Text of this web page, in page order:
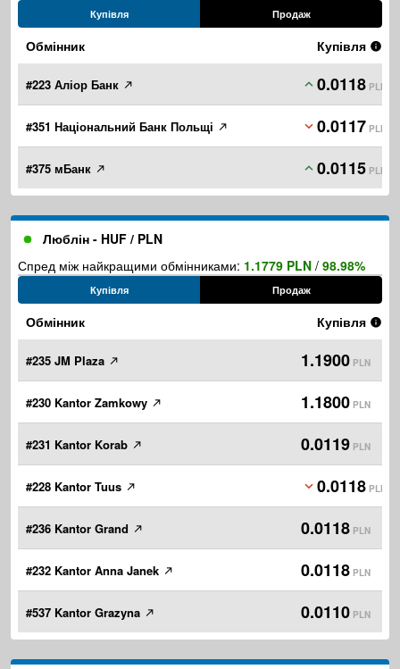
Купівля Продаж
Обмінник Купівля
#223 Аліор Банк 0.0118 PLN
#351 Національний Банк Польщі 0.0117 PLN
#375 мБанк 0.0115 PLN
Люблін - HUF / PLN
Спред між найкращими обмінниками: 1.1779 PLN / 98.98%
Купівля Продаж
Обмінник Купівля
#235 JM Plaza 1.1900 PLN
#230 Kantor Zamkowy 1.1800 PLN
#231 Kantor Korab 0.0119 PLN
#228 Kantor Tuus 0.0118 PLN
#236 Kantor Grand 0.0118 PLN
#232 Kantor Anna Janek 0.0118 PLN
#537 Kantor Grazyna 0.0110 PLN